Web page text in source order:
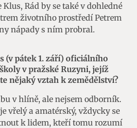
Klus, Rád by se také v dohledné
životního prostředí Petrem
nápady s ním probral.
(v pátek 1. září) oficiálního
v pražské Ruzyni, jejíž
nějaký vztah k zemědělství?
v hlíně, ale nejsem odborník.
vřelý a amatérský, vždycky se
k lidem, kteří tomu rozumí